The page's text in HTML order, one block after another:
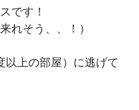
です！
れそう、、！）
上の部屋）に逃げて